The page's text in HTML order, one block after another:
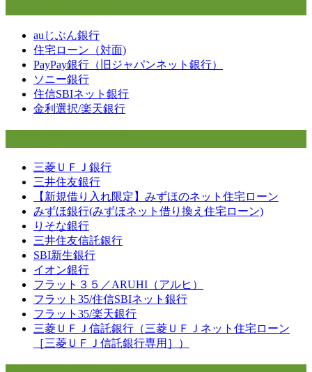
auじぶん銀行
住宅ローン（対面)
PayPay銀行（旧ジャパンネット銀行）
ソニー銀行
住信SBIネット銀行
金利選択/楽天銀行
三菱ＵＦＪ銀行
三井住友銀行
【新規借り入れ限定】みずほのネット住宅ローン
みずほ銀行(みずほネット借り換え住宅ローン)
りそな銀行
三井住友信託銀行
SBI新生銀行
イオン銀行
フラット３５／ARUHI（アルヒ）
フラット35/住信SBIネット銀行
フラット35/楽天銀行
三菱ＵＦＪ信託銀行（三菱ＵＦＪネット住宅ローン
［三菱ＵＦＪ信託銀行専用］）